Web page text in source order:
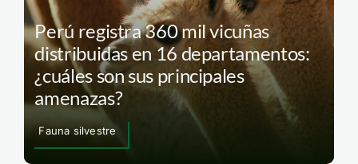
Perú registra 360 mil vicuñas
distribuidas en 16 departamentos:
¿cuáles son sus principales
amenazas?
Fauna silvestre